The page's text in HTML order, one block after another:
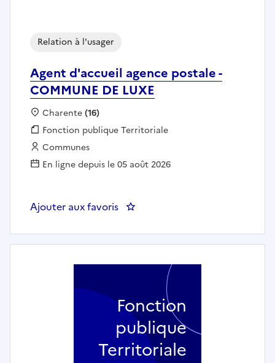
Agent d'accueil agence postale -
COMMUNE DE LUXE
Relation à l'usager
Localisation :
Charente(16)
Fonction publique :
Fonction publique Territoriale
Employeur :
Communes
En ligne depuis le 05 août 2026
Ajouter aux favoris : Agent d'accueil agence postale
Fonction
publique
Territoriale